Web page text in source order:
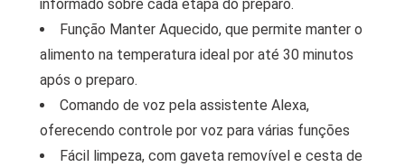
informado sobre cada etapa do preparo.
Função Manter Aquecido, que permite manter o
alimento na temperatura ideal por até 30 minutos
após o preparo.
Comando de voz pela assistente Alexa,
oferecendo controle por voz para várias funções
Fácil limpeza, com gaveta removível e cesta de